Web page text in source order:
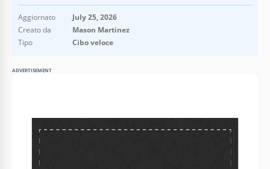
Aggiornato
July 25, 2026
Creato da
Mason Martinez
Tipo
Cibo veloce
ADVERTISEMENT